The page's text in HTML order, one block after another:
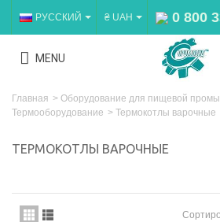
РУССКИЙ ₴ UAH 0 800
MENU
Главная > Оборудование для пищевой
Термооборудование > Термокотлы варочные
ТЕРМОКОТЛЫ ВАРОЧНЫЕ